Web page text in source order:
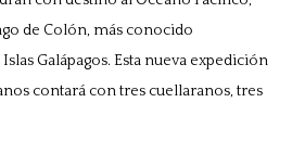
de Colón, más conocido
Galápagos. Esta nueva expedición
contará con tres cuellaranos, tres